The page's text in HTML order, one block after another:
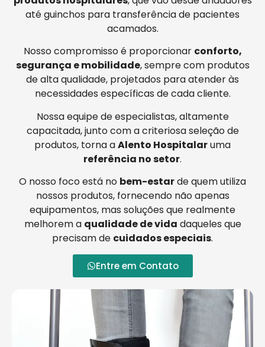
até guinchos para transferência de pacientes
acamados.
Nosso compromisso é proporcionar conforto,
segurança e mobilidade, sempre com produtos
de alta qualidade, projetados para atender às
necessidades específicas de cada cliente.
Nossa equipe de especialistas, altamente
capacitada, junto com a criteriosa seleção de
produtos, torna aAlento Hospitalaruma
referência no setor.
O nosso foco está no bem-estarde quem utiliza
nossos produtos, fornecendo não apenas
equipamentos, mas soluções que realmente
melhorem a qualidade de vida daqueles que
precisam de cuidados especiais.
Entre em Contato